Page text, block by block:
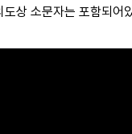
도상 소문자는 포함되어